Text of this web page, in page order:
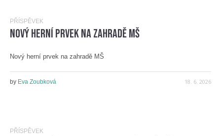
PŘÍSPĚVEK
Nový herní prvek na zahradě MŠ
Nový herní prvek na zahradě MŠ
18. 6. 2026
by Eva Zoubková
PŘÍSPĚVEK